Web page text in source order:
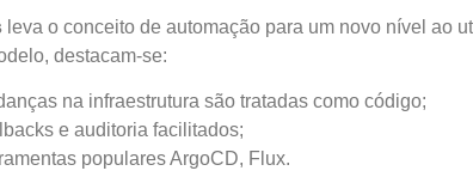
leva o conceito de automação para um novo nível ao
destacam-se:
na infraestrutura são tratadas como código;
e auditoria facilitados;
populares ArgoCD, Flux.